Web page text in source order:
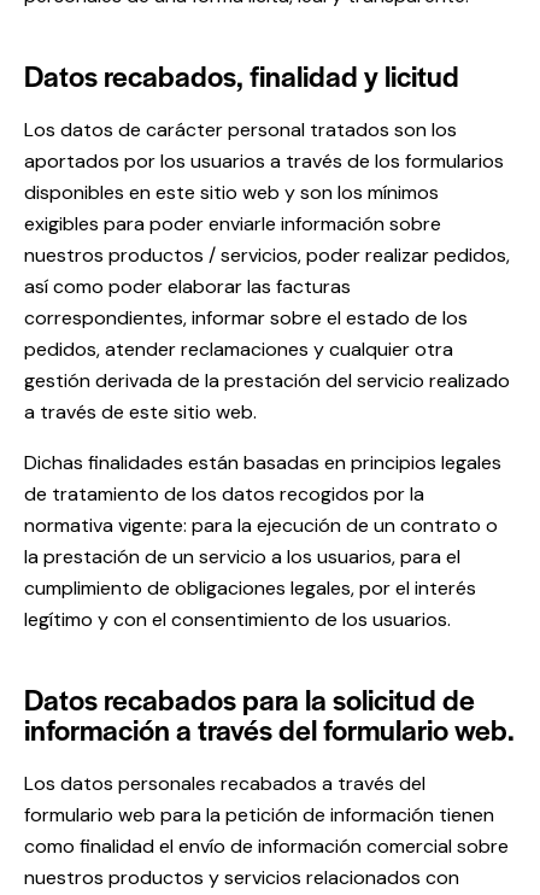
Datos recabados, finalidad y licitud
Los datos de carácter personal tratados son los
aportados por los usuarios a través de los formularios
disponibles en este sitio web y son los mínimos
exigibles para poder enviarle información sobre
nuestros productos / servicios, poder realizar pedidos,
así como poder elaborar las facturas
correspondientes, informar sobre el estado de los
pedidos, atender reclamaciones y cualquier otra
gestión derivada de la prestación del servicio realizado
a través de este sitio web.
Dichas finalidades están basadas en principios legales
de tratamiento de los datos recogidos por la
normativa vigente: para la ejecución de un contrato o
la prestación de un servicio a los usuarios, para el
cumplimiento de obligaciones legales, por el interés
legítimo y con el consentimiento de los usuarios.
Datos recabados para la solicitud de
información a través del formulario web.
Los datos personales recabados a través del
formulario web para la petición de información tienen
como finalidad el envío de información comercial sobre
nuestros productos y servicios relacionados con